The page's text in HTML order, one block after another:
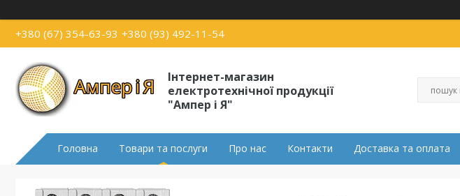
+380 (67) 354-63-93 +380 (93) 492-11-54
Інтернет-магазин
електротехнічної продукції
"Ампер і Я"
Головна Товари та послуги Про нас Контакти Доставка та оплата